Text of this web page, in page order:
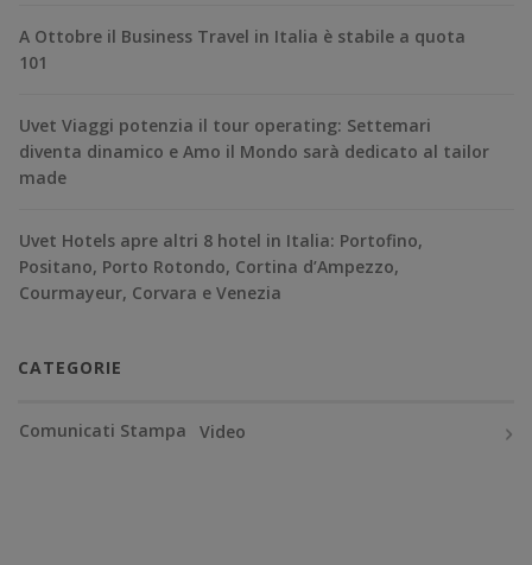
A Ottobre il Business Travel in Italia è stabile a quota
101
Uvet Viaggi potenzia il tour operating: Settemari
diventa dinamico e Amo il Mondo sarà dedicato al tailor
made
Uvet Hotels apre altri 8 hotel in Italia: Portofino,
Positano, Porto Rotondo, Cortina d’Ampezzo,
Courmayeur, Corvara e Venezia
CATEGORIE
Comunicati Stampa Video